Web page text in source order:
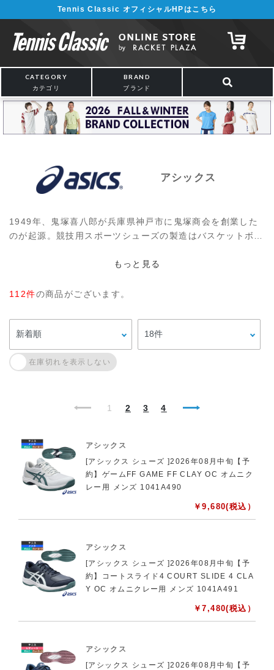
Tennis Classic オフィシャルHPはこちら
CATEGORY
カテゴリ
BRAND
ブランド
アシックス
1949年、鬼塚喜八郎が兵庫県神戸市に鬼塚商会を創業した
のが起源。競技用スポーツシューズの製造はバスケットボー
ーズ」、マラソンシューズ「マジックランナー」などさまざ
て現在のアシックスが誕生。競技用シューズやウェア、スニ
ンドとして愛されています。
使用選手：ノバク・ジョコビッチ(セルビア)、イガ・シフォ
ンテク(ポーランド)、アレックス・デミノー(オーストラリ
もっと見る
112件の商品がございます。
1 2 3 4
アシックス
[アシックス シューズ ]2026年08月中旬【予
約】ゲームFF GAME FF CLAY OC オムニク
レー用 メンズ 1041A490
￥9,680(税込）
アシックス
[アシックス シューズ ]2026年08月中旬【予
約】コートスライド4 COURT SLIDE 4 CLA
Y OC オムニクレー用 メンズ 1041A491
￥7,480(税込）
アシックス
[アシックス シューズ ]2026年08月中旬【予